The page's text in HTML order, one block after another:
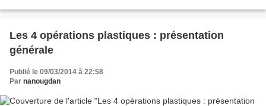
Les 4 opérations plastiques : présentation
générale
Publié le 09/03/2014 à 22:58
Par nanougdan